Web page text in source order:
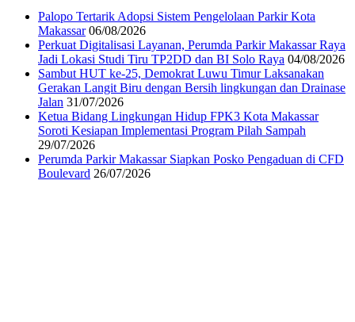
Palopo Tertarik Adopsi Sistem Pengelolaan Parkir Kota
Makassar 06/08/2026
Perkuat Digitalisasi Layanan, Perumda Parkir Makassar Raya
Jadi Lokasi Studi Tiru TP2DD dan BI Solo Raya 04/08/2026
Sambut HUT ke-25, Demokrat Luwu Timur Laksanakan
Gerakan Langit Biru dengan Bersih lingkungan dan Drainase
Jalan 31/07/2026
Ketua Bidang Lingkungan Hidup FPK3 Kota Makassar
Soroti Kesiapan Implementasi Program Pilah Sampah
29/07/2026
Perumda Parkir Makassar Siapkan Posko Pengaduan di CFD
Boulevard 26/07/2026